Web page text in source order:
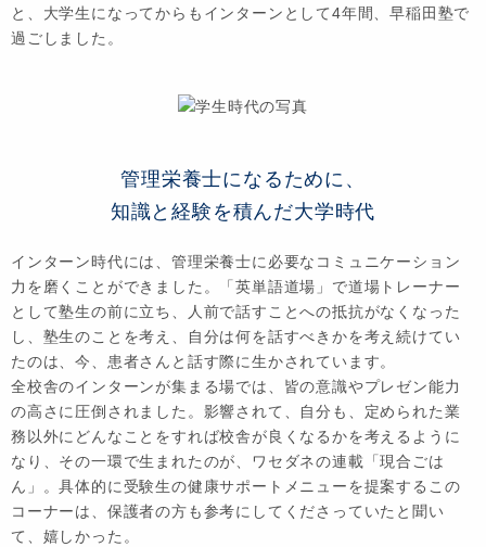
と、大学生になってからもインターンとして4年間、早稲田塾で
過ごしました。
管理栄養士になるために、
知識と経験を積んだ大学時代
インターン時代には、管理栄養士に必要なコミュニケーション
力を磨くことができました。「英単語道場」で道場トレーナー
として塾生の前に立ち、人前で話すことへの抵抗がなくなった
し、塾生のことを考え、自分は何を話すべきかを考え続けてい
たのは、今、患者さんと話す際に生かされています。
全校舎のインターンが集まる場では、皆の意識やプレゼン能力
の高さに圧倒されました。影響されて、自分も、定められた業
務以外にどんなことをすれば校舎が良くなるかを考えるように
なり、その一環で生まれたのが、ワセダネの連載「現合ごは
ん」。具体的に受験生の健康サポートメニューを提案するこの
コーナーは、保護者の方も参考にしてくださっていたと聞い
て、嬉しかった。